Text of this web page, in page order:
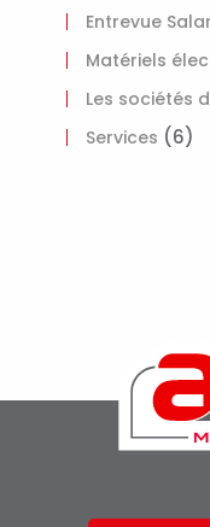
Entrevue
Matériels
Les sociétés
Services (6)